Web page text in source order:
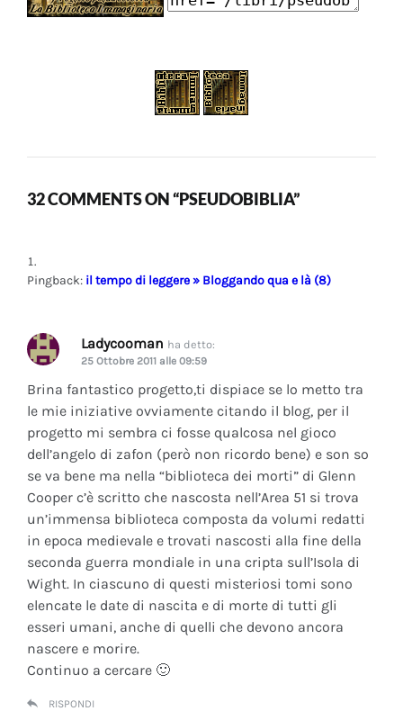
32 COMMENTS ON “PSEUDOBIBLIA”
Pingback: il tempo di leggere » Bloggando qua e là (8)
Ladycooman ha detto:
25 Ottobre 2011 alle 09:59
Brina fantastico progetto,ti dispiace se lo metto tra
le mie iniziative ovviamente citando il blog, per il
progetto mi sembra ci fosse qualcosa nel gioco
dell’angelo di zafon (però non ricordo bene) e son so
se va bene ma nella “biblioteca dei morti” di Glenn
Cooper c’è scritto che nascosta nell’Area 51 si trova
un’immensa biblioteca composta da volumi redatti
in epoca medievale e trovati nascosti alla fine della
seconda guerra mondiale in una cripta sull’Isola di
Wight. In ciascuno di questi misteriosi tomi sono
elencate le date di nascita e di morte di tutti gli
esseri umani, anche di quelli che devono ancora
nascere e morire.
Continuo a cercare 🙂
RISPONDI